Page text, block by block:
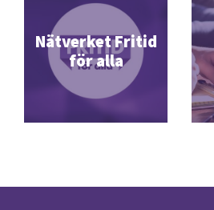
Nätverket Fritid
för alla